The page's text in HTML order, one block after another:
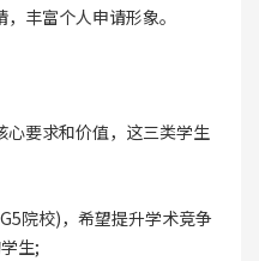
丰富个人申请形象。
要求和价值，这三类学生
院校)，希望提升学术竞争
生;